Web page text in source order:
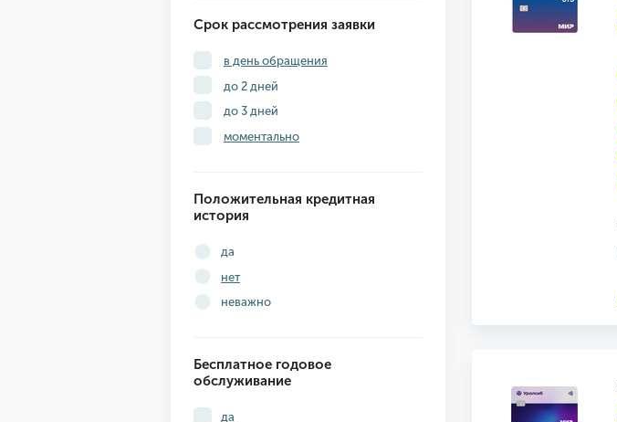
Срок рассмотрения заявки
в день обращения
до 2 дней
до 3 дней
моментально
Положительная кредитная
история
да
нет
неважно
Бесплатное годовое
обслуживание
да